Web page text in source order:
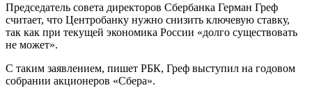
Председатель совета директоров Сбербанка Герман Греф
считает, что Центробанку нужно снизить ключевую ставку,
так как при текущей экономика России «долго существовать
не может».
С таким заявлением, пишет РБК, Греф выступил на годовом
собрании акционеров «Сбера».